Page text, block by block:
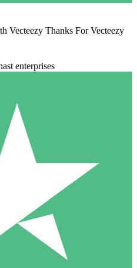
Vecteezy Thanks For Vecteezy
enterprises